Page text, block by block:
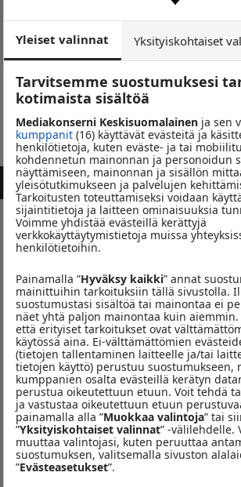
Studiossa nyt
UUSIMMAT HITIT JA
UNOHTUMATTOMAT
NOPSAJALKA NIIN KUIN MÄ
Hyvää joulua!
Hyvää joulua!
Seuraa meitä
KILPAILUT
Suu suutelukuntoon
Yleiset valinnat Yksityiskohtaiset
Tarvitsemme suostumuksesi
kotimaista sisältöä
Mediakonserni Keskisuomalainen ja sen
kumppanit (16) käyttävät evästeitä ja
henkilötietoja, kuten eväste- ja tai
kohdennetun mainonnan ja personoidun
näyttämiseen, mainonnan ja sisällön
yleisötutkimukseen ja palvelujen
Tarkoitusten toteuttamiseksi voidaan
sijaintitietoja ja laitteen ominaisuuksia
Voimme yhdistää evästeillä kerättyjä
verkkokäyttäytymistietoja muissa
henkilötietoihin.
Painamalla ”Hyväksy kaikki” annat
mainittuihin tarkoituksiin tällä sivustolla.
suostumustasi sisältöä tai mainontaa ei
näet yhtä paljon mainontaa kuin
että erityiset tarkoitukset ovat
käytössä aina. Ei-välttämättömien
(tietojen tallentaminen laitteelle ja/tai
tietojen käyttö) perustuu suostumukseen,
kumppanien osalta evästeillä kerätyn
perustua oikeutettuun etuun. Voit tehdä
ja vastustaa oikeutettuun etuun
painamalla alla ”Muokkaa valintoja” tai
”Yksityiskohtaiset valinnat” -välilehdelle.
muuttaa valintojasi, kuten peruuttaa
suostumuksen, valitsemalla sivuston
”Evästeasetukset”.